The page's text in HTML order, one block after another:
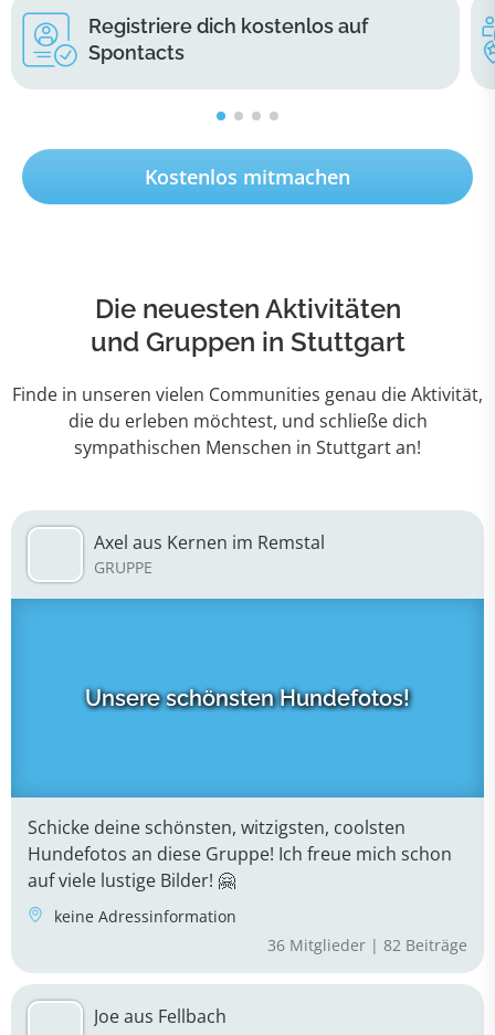
Registriere dich kostenlos auf
Spontacts
Kostenlos mitmachen
Die neuesten Aktivitäten
und Gruppen in Stuttgart
Finde in unseren vielen Communities genau die Aktivität,
die du erleben möchtest, und schließe dich
sympathischen Menschen in Stuttgart an!